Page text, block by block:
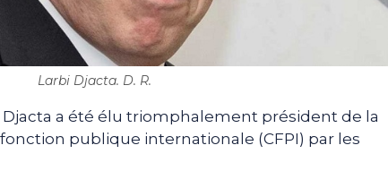
Larbi Djacta. D. R.
Djacta a été élu triomphalement président de la
publique internationale (CFPI) par les